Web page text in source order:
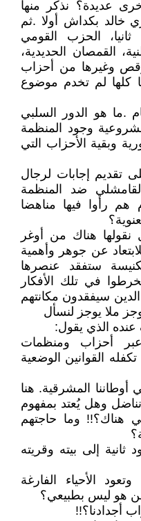
عديدة؟ نذكر منها
خالد بكداش أولا .ثم
الحزب القومي
القمصان الحديدية،
وغيرها من أحزاب
كلها لم تخدم موضوع
.ما هو الدور السلبي
وجود المنظمة
وبقية الأحزاب التي
تقديم إجابات لرجال
ضد المنظمة
هم رأوا فيها مناهضا
نقولها هناك من أوغر
عن جوهر وأهمية
ستفقد عنصرها
في تلك الأفكار
سيفقدون مكانتهم
ملا يوجز لنسأل
عنده الذي يقول:
أحزاب ومنظمات
القوانين الوضعية
أوطاننا المشرقية. هنا
وهل يُعتد بمفهوم
هناك؟!! وما حاجتهم
إلى بيته وقريته
الأحياء الفارغة
من هو ليس بطبيعي؟
أجدادنا؟!!